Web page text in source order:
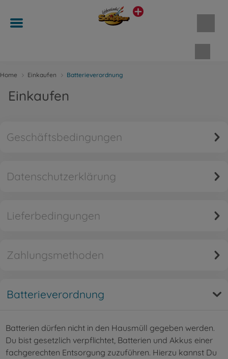
Home Einkaufen Batterieverordnung
Einkaufen
Geschäftsbedingungen
Datenschutzerklärung
Lieferbedingungen
Zahlungsmethoden
Batterieverordnung
Batterien dürfen nicht in den Hausmüll gegeben werden.
Du bist gesetzlich verpflichtet, Batterien und Akkus einer
fachgerechten Entsorgung zuzuführen. Hierzu kannst Du